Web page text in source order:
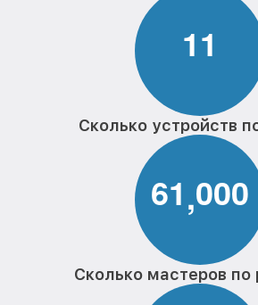
11
Сколько устройств
61,000
Сколько мастеров по